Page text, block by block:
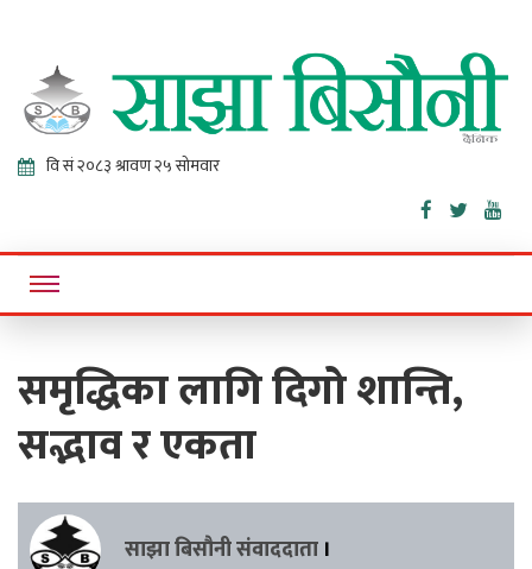
Sajha
Bisaunee
Online News Portal
समृद्धिका लागि दिगो शान्ति,
सद्भाव र एकता
साझा बिसौनी संवाददाता ।